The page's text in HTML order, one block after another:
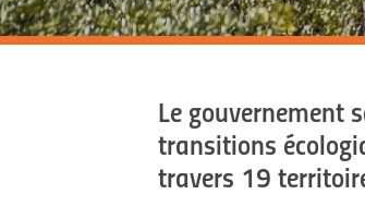
Le gouvernement
transitions
travers 19